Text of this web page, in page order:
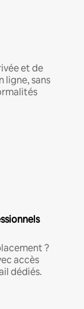
et de
ligne, sans
?
accès
dédiés.